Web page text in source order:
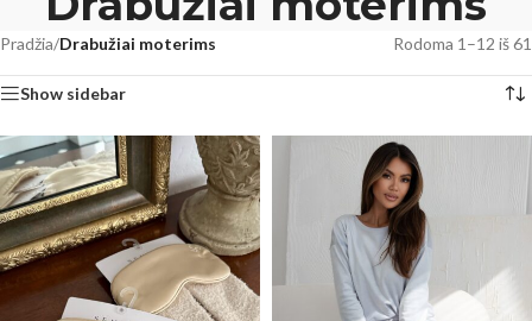
Pradžia/Drabužiai moterims Rodoma 1–12 iš 61
Show sidebar